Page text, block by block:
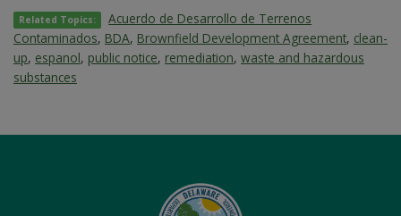
Related Topics:
Acuerdo de Desarrollo de Terrenos
Contaminados, BDA, Brownfield Development Agreement, clean-
up, espanol, public notice, remediation, waste and hazardous
substances